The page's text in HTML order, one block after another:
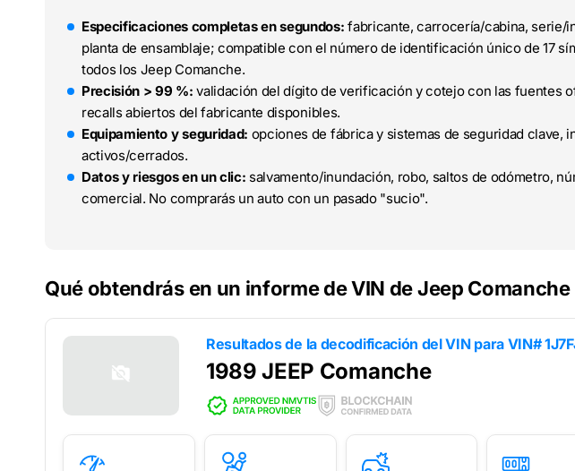
Especificaciones completas en segundos: fabricante, carrocería/cabina, serie/
planta de ensamblaje; compatible con el número de identificación único de 17
todos los Jeep Comanche.
Precisión > 99 %: validación del dígito de verificación y cotejo con las fuentes
recalls abiertos del fabricante disponibles.
Equipamiento y seguridad: opciones de fábrica y sistemas de seguridad clave,
activos/cerrados.
Datos y riesgos en un clic: salvamento/inundación, robo, saltos de odómetro,
comercial. No comprarás un auto con un pasado "sucio".
Qué obtendrás en un informe de VIN de Jeep Comanche
Resultados de la decodificación del VIN paraVIN#
1989 JEEP Comanche